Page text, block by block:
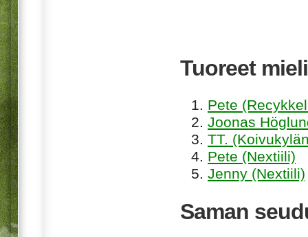
Tuoreet
Pete
Joonas
TT.
Pete (Nextiili)
Jenny (Nextiili)
Saman